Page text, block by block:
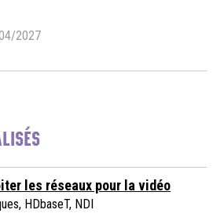
2027
les réseaux pour la vidéo
HDbaseT, NDI